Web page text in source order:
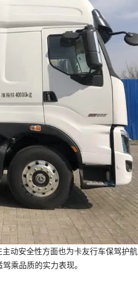
动安全性方面也为卡友行车保驾护
乘品质的实力表现。